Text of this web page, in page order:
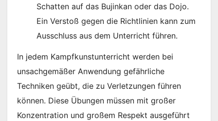
Schatten auf das Bujinkan oder das Dojo.
Ein Verstoß gegen die Richtlinien kann zum
Ausschluss aus dem Unterricht führen.
In jedem Kampfkunstunterricht werden bei
unsachgemäßer Anwendung gefährliche
Techniken geübt, die zu Verletzungen führen
können. Diese Übungen müssen mit großer
Konzentration und großem Respekt ausgeführt